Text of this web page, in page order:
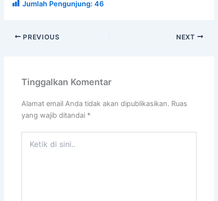
Jumlah Pengunjung: 46
PREVIOUS NEXT
Tinggalkan Komentar
Alamat email Anda tidak akan dipublikasikan. Ruas
yang wajib ditandai *